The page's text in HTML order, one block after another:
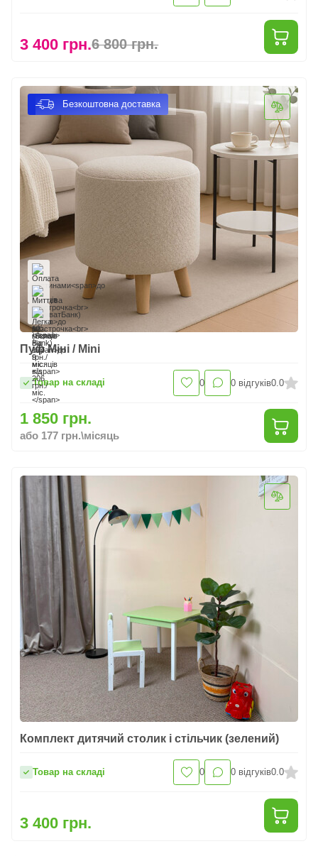
6 800 грн.
3 400 грн.
Безкоштовна доставка
Пуф Міні / Mini
Товар на складі 0 0 відгуків0.0
1 850 грн.
або 177 грн.\місяць
Комплект дитячий столик і стільчик (зелений)
Товар на складі 0 0 відгуків0.0
3 400 грн.